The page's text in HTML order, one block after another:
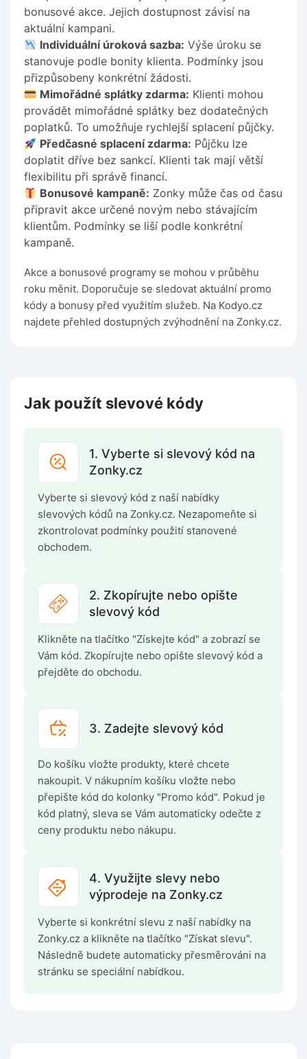
bonusové akce. Jejich dostupnost závisí na
aktuální kampani.
Individuální úroková sazba: Výše úroku se
stanovuje podle bonity klienta. Podmínky jsou
přizpůsobeny konkrétní žádosti.
Mimořádné splátky zdarma: Klienti mohou
provádět mimořádné splátky bez dodatečných
poplatků. To umožňuje rychlejší splacení půjčky.
Předčasné splacení zdarma: Půjčku lze
doplatit dříve bez sankcí. Klienti tak mají větší
flexibilitu při správě financí.
Bonusové kampaně: Zonky může čas od času
připravit akce určené novým nebo stávajícím
klientům. Podmínky se liší podle konkrétní
kampaně.
Akce a bonusové programy se mohou v průběhu
roku měnit. Doporučuje se sledovat aktuální promo
kódy a bonusy před využitím služeb. Na Kodyo.cz
najdete přehled dostupných zvýhodnění na Zonky.cz.
Jak použít slevové kódy
1. Vyberte si slevový kód na
Zonky.cz
Vyberte si slevový kód z naší nabídky
slevových kódů na Zonky.cz. Nezapomeňte si
zkontrolovat podmínky použití stanovené
obchodem.
2. Zkopírujte nebo opište
slevový kód
Klikněte na tlačítko "Získejte kód" a zobrazí se
Vám kód. Zkopírujte nebo opište slevový kód a
přejděte do obchodu.
3. Zadejte slevový kód
Do košíku vložte produkty, které chcete
nakoupit. V nákupním košíku vložte nebo
přepište kód do kolonky "Promo kód". Pokud je
kód platný, sleva se Vám automaticky odečte z
ceny produktu nebo nákupu.
4. Využijte slevy nebo
výprodeje na Zonky.cz
Vyberte si konkrétní slevu z naší nabídky na
Zonky.cz a klikněte na tlačítko "Získat slevu".
Následně budete automaticky přesměrováni na
stránku se speciální nabídkou.